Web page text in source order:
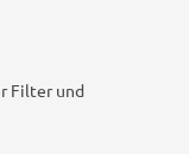
Filter und